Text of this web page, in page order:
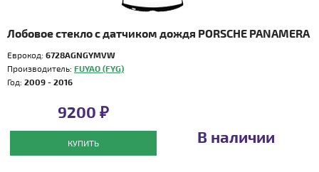
Лобовое стекло с датчиком дождя PORSCHE PANAMERA
Еврокод: 6728AGNGYMVW
Производитель: FUYAO (FYG)
Год: 2009 - 2016
9200 ₽
КУПИТЬ В наличии